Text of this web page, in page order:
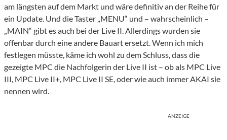
am längsten auf dem Markt und wäre definitiv an der Reihe für
ein Update. Und die Taster „MENU“ und – wahrscheinlich –
„MAIN“ gibt es auch bei der Live II. Allerdings wurden sie
offenbar durch eine andere Bauart ersetzt. Wenn ich mich
festlegen müsste, käme ich wohl zu dem Schluss, dass die
gezeigte MPC die Nachfolgerin der Live II ist – ob als MPC Live
III, MPC Live II+, MPC Live II SE, oder wie auch immer AKAI sie
nennen wird.
ANZEIGE